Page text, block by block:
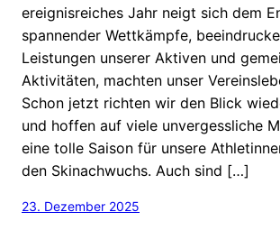
ereignisreiches Jahr neigt sich dem
spannender Wettkämpfe,
Leistungen unserer Aktiven und
Aktivitäten, machten unser
Schon jetzt richten wir den Blick
und hoffen auf viele unvergessliche
eine tolle Saison für unsere
den Skinachwuchs. Auch sind […]
23. Dezember 2025